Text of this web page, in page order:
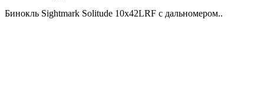
Бинокль Sightmark Solitude 10x42LRF с дальномером..